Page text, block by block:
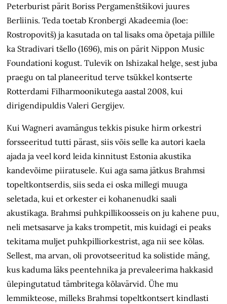
Peterburist pärit Boriss Pergamenštšikovi juures
Berliinis. Teda toetab Kronbergi Akadeemia (loe:
Rostropovitš) ja kasutada on tal lisaks oma õpetaja pillile
ka Stradivari tšello (1696), mis on pärit Nippon Music
Foundationi kogust. Tulevik on Ishizakal helge, sest juba
praegu on tal planeeritud terve tsükkel kontserte
Rotterdami Filharmoonikutega aastal 2008, kui
dirigendipuldis Valeri Gergijev.
Kui Wagneri avamängus tekkis pisuke hirm orkestri
forsseeritud tutti pärast, siis võis selle ka autori kaela
ajada ja veel kord leida kinnitust Estonia akustika
kandevõime piiratusele. Kui aga sama jätkus Brahmsi
topeltkontserdis, siis seda ei oska millegi muuga
seletada, kui et orkester ei kohanenudki saali
akustikaga. Brahmsi puhkpillikoosseis on ju kahene puu,
neli metsasarve ja kaks trompetit, mis kuidagi ei peaks
tekitama muljet puhkpilliorkestrist, aga nii see kõlas.
Sellest, ma arvan, oli provotseeritud ka solistide mäng,
kus kaduma läks peentehnika ja prevaleerima hakkasid
ülepingutatud tämbritega kõlavärvid. Ühe mu
lemmikteose, milleks Brahmsi topeltkontsert kindlasti